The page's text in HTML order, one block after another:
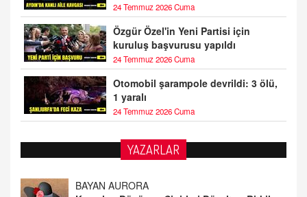
24 Temmuz 2026 Cuma
Özgür Özel'in Yeni Partisi için
kuruluş başvurusu yapıldı
24 Temmuz 2026 Cuma
Otomobil şarampole devrildi: 3 ölü,
1 yaralı
24 Temmuz 2026 Cuma
YAZARLAR
DOKTOR CİVANIM